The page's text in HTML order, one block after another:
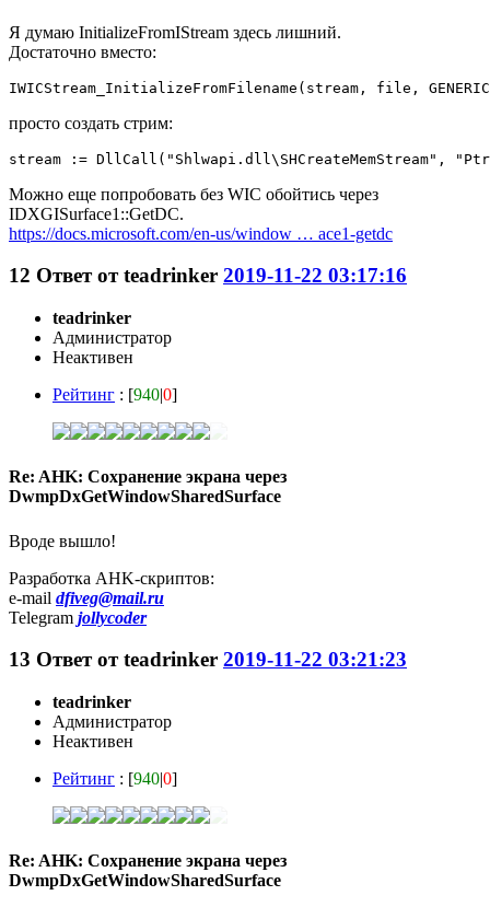
Я думаю InitializeFromIStream здесь лишний.
Достаточно вместо:
IWICStream_InitializeFromFilename(stream, file,
просто создать стрим:
stream := DllCall("Shlwapi.dll\SHCreateMemStream",
Можно еще попробовать без WIC обойтись через
IDXGISurface1::GetDC.
https://docs.microsoft.com/en-us/window … ace1-getdc
12 Ответ отteadrinker 2019-11-22 03:17:16
teadrinker
Администратор
Неактивен
Рейтинг : [940|0]
Re: AHK: Сохранение экрана через
DwmpDxGetWindowSharedSurface
Вроде вышло!
Разработка AHK-скриптов:
e-mail dfiveg@mail.ru
Telegram jollycoder
13 Ответ отteadrinker 2019-11-22 03:21:23
teadrinker
Администратор
Неактивен
Рейтинг : [940|0]
Re: AHK: Сохранение экрана через
DwmpDxGetWindowSharedSurface